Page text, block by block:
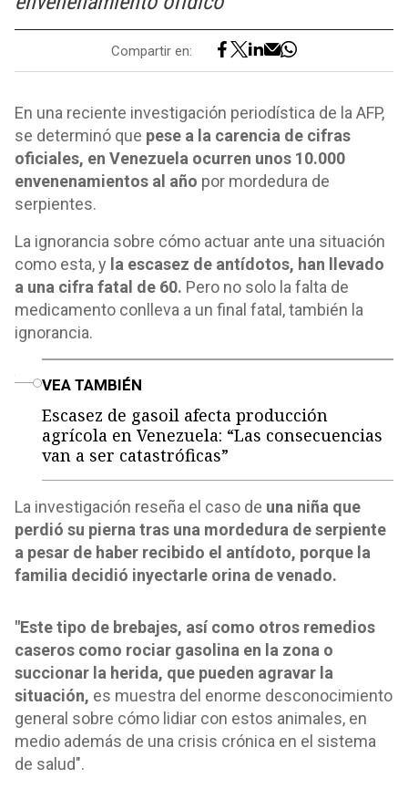
Compartir en:
En una reciente investigación periodística de la AFP,
se determinó que pese a la carencia de cifras
oficiales, en Venezuela ocurren unos 10.000
envenenamientos al año por mordedura de
serpientes.
La ignorancia sobre cómo actuar ante una situación
como esta, y la escasez de antídotos, han llevado
a una cifra fatal de 60. Pero no solo la falta de
medicamento conlleva a un final fatal, también la
ignorancia.
VEA TAMBIÉN
Escasez de gasoil afecta producción
agrícola en Venezuela: “Las consecuencias
van a ser catastróficas”
La investigación reseña el caso de una niña que
perdió su pierna tras una mordedura de serpiente
a pesar de haber recibido el antídoto, porque la
familia decidió inyectarle orina de venado.
"Este tipo de brebajes, así como otros remedios
caseros como rociar gasolina en la zona o
succionar la herida, que pueden agravar la
situación, es muestra del enorme desconocimiento
general sobre cómo lidiar con estos animales, en
medio además de una crisis crónica en el sistema
de salud".